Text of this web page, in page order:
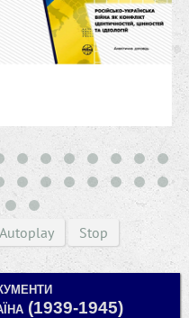
Autoplay Stop
(1939-1945)